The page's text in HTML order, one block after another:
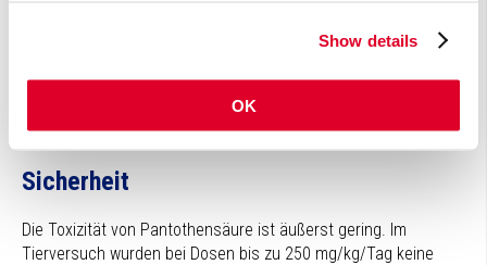
Show details
OK
(Verschlechterung der Hörfähigkeit) und Valproinsäure
(Neuralrohrdefekte, Leberschädigung) Einhalt gebieten
(Tierversuch).
Sicherheit
Die Toxizität von Pantothensäure ist äußerst gering. Im
Tierversuch wurden bei Dosen bis zu 250 mg/kg/Tag keine